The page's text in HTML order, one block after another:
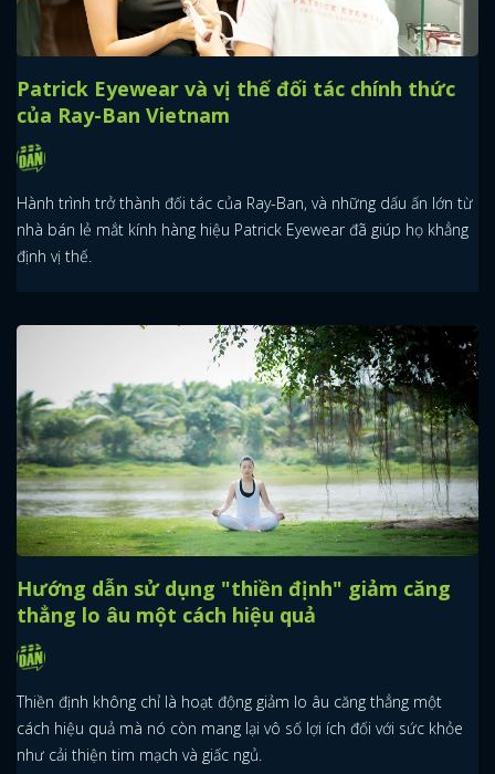
Patrick Eyewear và vị thế đối tác chính thức
của Ray-Ban Vietnam
Hành trình trở thành đối tác của Ray-Ban, và những dấu ấn lớn từ
nhà bán lẻ mắt kính hàng hiệu Patrick Eyewear đã giúp họ khẳng
định vị thế.
Hướng dẫn sử dụng "thiền định" giảm căng
thẳng lo âu một cách hiệu quả
Thiền định không chỉ là hoạt động giảm lo âu căng thẳng một
cách hiệu quả mà nó còn mang lại vô số lợi ích đối với sức khỏe
như cải thiện tim mạch và giấc ngủ.